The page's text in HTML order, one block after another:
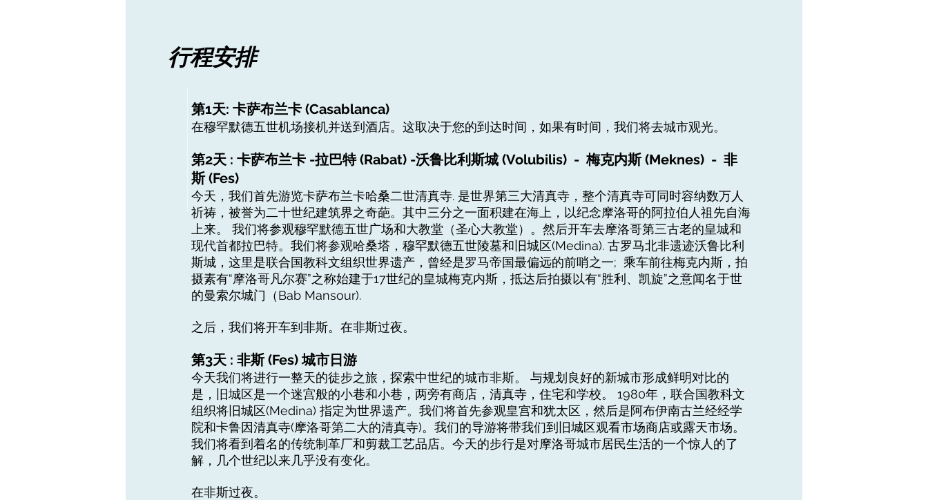
行程安排
第1天: 卡萨布兰卡 (Casablanca)
在穆罕默德五世机场接机并送到酒店。这取决于您的到达时间，如果有时间，我们将去城市观光。
第2天 : 卡萨布兰卡 -拉巴特 (Rabat) -沃鲁比利斯城 (Volubilis) - 梅克内斯 (Meknes) - 非
斯 (Fes)
今天，我们首先游览卡萨布兰卡哈桑二世清真寺. 是世界第三大清真寺，整个清真寺可同时容纳数万人
祈祷，被誉为二十世纪建筑界之奇葩。其中三分之一面积建在海上，以纪念摩洛哥的阿拉伯人祖先自海
上来。 我们将参观穆罕默德五世广场和大教堂（圣心大教堂）。然后开车去摩洛哥第三古老的皇城和
现代首都拉巴特。我们将参观哈桑塔，穆罕默德五世陵墓和旧城区(Medina). 古罗马北非遗迹沃鲁比利
斯城，这里是联合国教科文组织世界遗产，曾经是罗马帝国最偏远的前哨之一; 乘车前往梅克内斯，拍
摄素有“摩洛哥凡尔赛”之称始建于17世纪的皇城梅克内斯，抵达后拍摄以有“胜利、凯旋”之意闻名于世
的曼索尔城门（Bab Mansour).
之后，我们将开车到非斯。在非斯过夜。
第3天 : 非斯 (Fes) 城市日游
今天我们将进行一整天的徒步之旅，探索中世纪的城市非斯。 与规划良好的新城市形成鲜明对比的
是，旧城区是一个迷宫般的小巷和小巷，两旁有商店，清真寺，住宅和学校。 1980年，联合国教科文
组织将旧城区(Medina) 指定为世界遗产。我们将首先参观皇宫和犹太区，然后是阿布伊南古兰经经学
院和卡鲁因清真寺(摩洛哥第二大的清真寺)。我们的导游将带我们到旧城区观看市场商店或露天市场。
我们将看到着名的传统制革厂和剪裁工艺品店。今天的步行是对摩洛哥城市居民生活的一个惊人的了
解，几个世纪以来几乎没有变化。
在非斯过夜。